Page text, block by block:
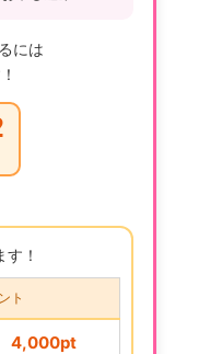
には
！
ト
4,000pt